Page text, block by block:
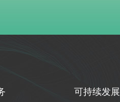
可持续发展